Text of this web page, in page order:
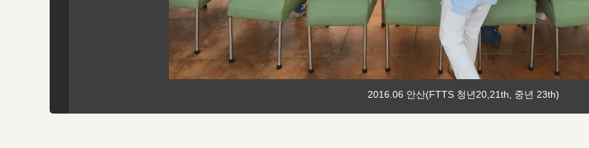
2016.06 안산(FTTS 청년20,21th, 중년 23th)